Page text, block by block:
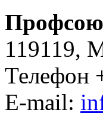
119119,
Телефон
E-mail: